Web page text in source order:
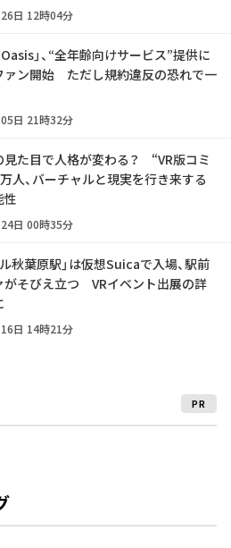
日 12時04分
Oasis」、“全年齢向けサービス”提供に
ァン開始 ただし規約違反の恐れで一
日 21時32分
見た目で人格が変わる？ “VR版コミ
人、バーチャルと現実を行き来する
性
日 00時35分
秋葉原駅」は仮想Suicaで入場、駅前
がそびえ立つ VRイベント出展の詳
日 14時21分
PR